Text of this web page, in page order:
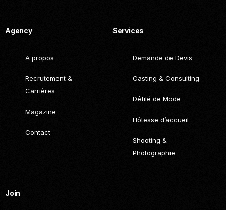
Agency
A propos
Recrutement &
Carrières
Magazine
Contact
Services
Demande de Devis
Casting & Consulting
Défilé de Mode
Hôtesse d’accueil
Shooting &
Photographie
Join